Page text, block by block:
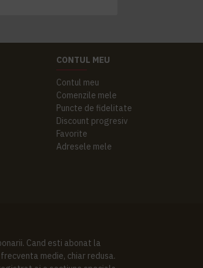
CONTUL MEU
Contul meu
Comenzile mele
Puncte de fidelitate
Discount progresiv
Favorite
Adresele mele
Cand esti abonat la
medie, chiar redusa.